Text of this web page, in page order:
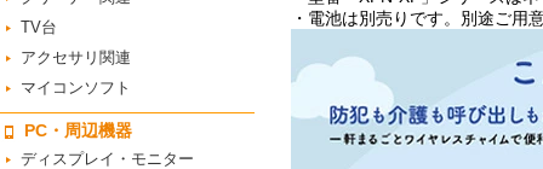
TV台
アクセサリ関連
マイコンソフト
PC・周辺機器
ディスプレイ・モニター
・電池は別売りです。別途ご用